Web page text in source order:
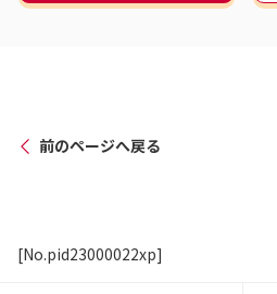
前のページへ戻る
[No.pid23000022xp]